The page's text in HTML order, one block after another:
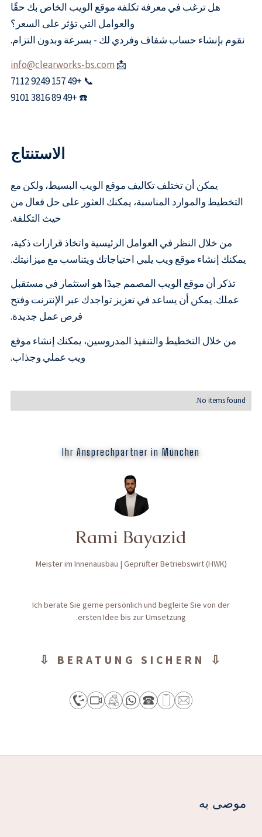
هل ترغب في معرفة تكلفة موقع الويب الخاص بك حقًا
والعوامل التي تؤثر على السعر؟
نقوم بإنشاء حساب شفاف وفردي لك - بسرعة وبدون التزام.
📩
info@clearworks-bs.com
📞 +49 157 9249 7112
☎️ +49 89 3816 9101
الاستنتاج
يمكن أن تختلف تكاليف موقع الويب البسيط، ولكن مع
التخطيط والموارد المناسبة، يمكنك العثور على حل فعال من
حيث التكلفة.
من خلال النظر في العوامل الرئيسية واتخاذ قرارات ذكية،
يمكنك إنشاء موقع ويب يلبي احتياجاتك ويتناسب مع ميزانيتك.
تذكر أن موقع الويب المصمم جيدًا هو استثمار في مستقبل
عملك. يمكن أن يساعد في تعزيز تواجدك عبر الإنترنت وفتح
فرص عمل جديدة.
من خلال التخطيط والتنفيذ المدروسين، يمكنك إنشاء موقع
ويب عملي وجذاب.
No items found.
Ihr Ansprechpartner in München
Rami Bayazid
Meister im Innenausbau | Geprüfter Betriebswirt (HWK)
Ich berate Sie gerne persönlich und begleite Sie von der
ersten Idee bis zur Umsetzung.
⇩ BERATUNG SICHERN ⇩
موصى به